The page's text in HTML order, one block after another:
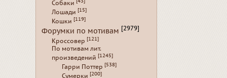
Собаки
Лошади [15]
Кошки [119]
Форумки по мотивам [2979]
Кроссовер [121]
По мотивам лит.
произведений [1245]
Гарри Поттер [538]
Сумерки [200]